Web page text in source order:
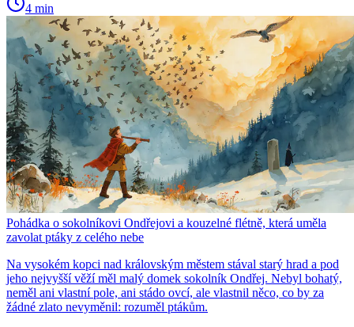
4 min
Pohádka o sokolníkovi Ondřejovi a kouzelné flétně, která uměla
zavolat ptáky z celého nebe
Na vysokém kopci nad královským městem stával starý hrad a pod
jeho nejvyšší věží měl malý domek sokolník Ondřej. Nebyl bohatý,
neměl ani vlastní pole, ani stádo ovcí, ale vlastnil něco, co by za
žádné zlato nevyměnil: rozuměl ptákům.